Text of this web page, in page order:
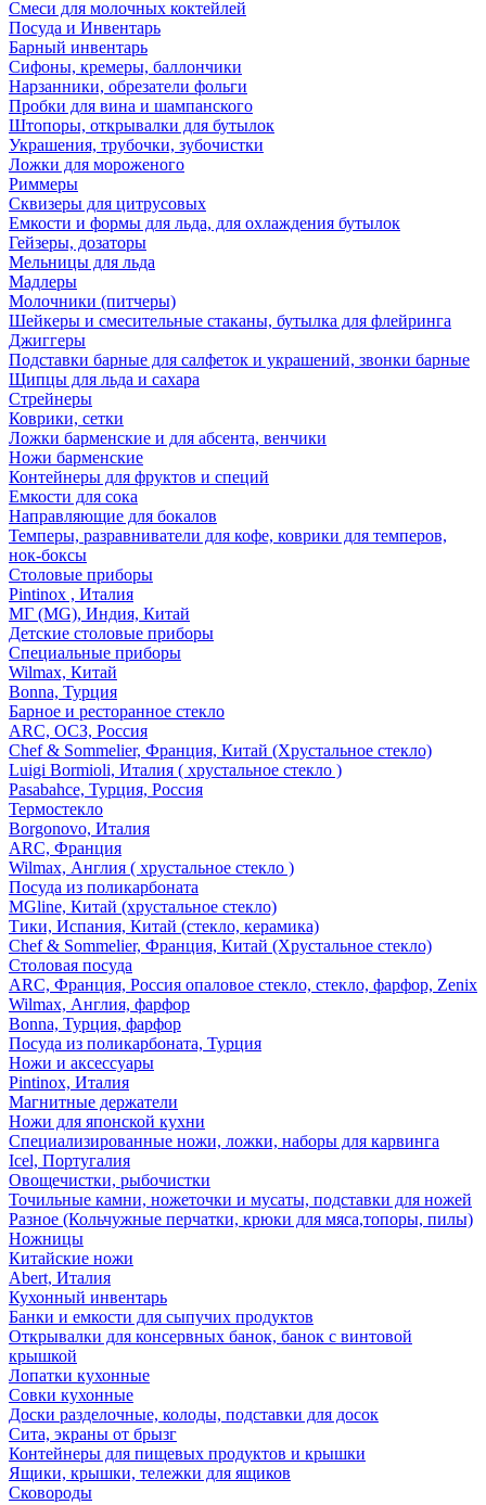
Смеси для молочных коктейлей
Посуда и Инвентарь
Барный инвентарь
Сифоны, кремеры, баллончики
Нарзанники, обрезатели фольги
Пробки для вина и шампанского
Штопоры, открывалки для бутылок
Украшения, трубочки, зубочистки
Ложки для мороженого
Риммеры
Сквизеры для цитрусовых
Емкости и формы для льда, для охлаждения бутылок
Гейзеры, дозаторы
Мельницы для льда
Мадлеры
Молочники (питчеры)
Шейкеры и смесительные стаканы, бутылка для флейринга
Джиггеры
Подставки барные для салфеток и украшений, звонки барные
Щипцы для льда и сахара
Стрейнеры
Коврики, сетки
Ложки барменские и для абсента, венчики
Ножи барменские
Контейнеры для фруктов и специй
Емкости для сока
Направляющие для бокалов
Темперы, разравниватели для кофе, коврики для темперов,
нок-боксы
Столовые приборы
Pintinox , Италия
МГ (MG), Индия, Китай
Детские столовые приборы
Специальные приборы
Wilmax, Китай
Bonna, Турция
Барное и ресторанное стекло
ARC, ОСЗ, Россия
Chef & Sommelier, Франция, Китай (Хрустальное стекло)
Luigi Bormioli, Италия ( хрустальное стекло )
Pasabahce, Турция, Россия
Термостекло
Borgonovo, Италия
ARC, Франция
Wilmax, Англия ( хрустальное стекло )
Посуда из поликарбоната
MGline, Китай (хрустальное стекло)
Тики, Испания, Китай (стекло, керамика)
Chef & Sommelier, Франция, Китай (Хрустальное стекло)
Столовая посуда
ARC, Франция, Россия опаловое стекло, стекло, фарфор, Zenix
Wilmax, Англия, фарфор
Bonna, Турция, фарфор
Посуда из поликарбоната, Турция
Ножи и аксессуары
Pintinox, Италия
Магнитные держатели
Ножи для японской кухни
Специализированные ножи, ложки, наборы для карвинга
Icel, Португалия
Овощечистки, рыбочистки
Точильные камни, ножеточки и мусаты, подставки для ножей
Разное (Кольчужные перчатки, крюки для мяса,топоры, пилы)
Ножницы
Китайские ножи
Abert, Италия
Кухонный инвентарь
Банки и емкости для сыпучих продуктов
Открывалки для консервных банок, банок с винтовой
крышкой
Лопатки кухонные
Совки кухонные
Доски разделочные, колоды, подставки для досок
Сита, экраны от брызг
Контейнеры для пищевых продуктов и крышки
Ящики, крышки, тележки для ящиков
Сковороды